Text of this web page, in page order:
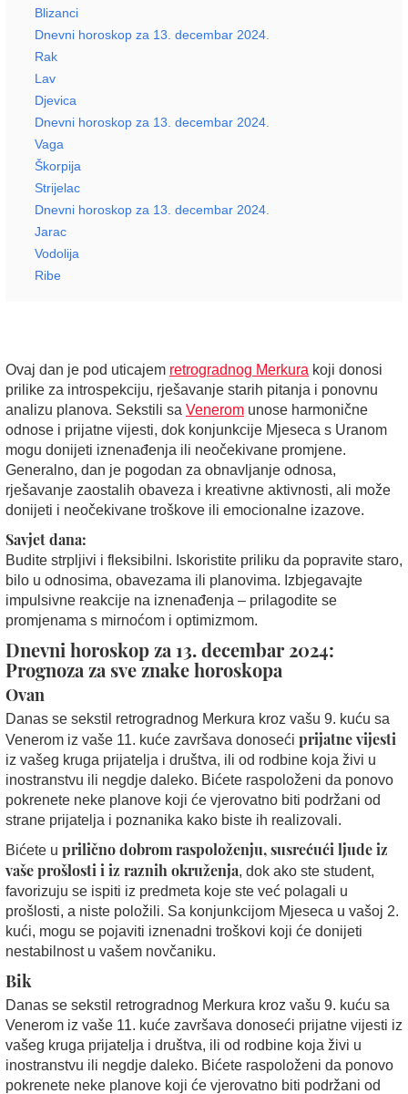
Blizanci
Dnevni horoskop za 13. decembar 2024.
Rak
Lav
Djevica
Dnevni horoskop za 13. decembar 2024.
Vaga
Škorpija
Strijelac
Dnevni horoskop za 13. decembar 2024.
Jarac
Vodolija
Ribe
Ovaj dan je pod uticajem retrogradnog Merkura koji donosi
prilike za introspekciju, rješavanje starih pitanja i ponovnu
analizu planova. Sekstili sa Venerom unose harmonične
odnose i prijatne vijesti, dok konjunkcije Mjeseca s Uranom
mogu donijeti iznenađenja ili neočekivane promjene.
Generalno, dan je pogodan za obnavljanje odnosa,
rješavanje zaostalih obaveza i kreativne aktivnosti, ali može
donijeti i neočekivane troškove ili emocionalne izazove.
Savjet dana:
Budite strpljivi i fleksibilni. Iskoristite priliku da popravite staro,
bilo u odnosima, obavezama ili planovima. Izbjegavajte
impulsivne reakcije na iznenađenja – prilagodite se
promjenama s mirnoćom i optimizmom.
Dnevni horoskop za 13. decembar 2024:
Prognoza za sve znake horoskopa
Ovan
Danas se sekstil retrogradnog Merkura kroz vašu 9. kuću sa
Venerom iz vaše 11. kuće završava donoseći prijatne vijesti
iz vašeg kruga prijatelja i društva, ili od rodbine koja živi u
inostranstvu ili negdje daleko. Bićete raspoloženi da ponovo
pokrenete neke planove koji će vjerovatno biti podržani od
strane prijatelja i poznanika kako biste ih realizovali.
Bićete u prilično dobrom raspoloženju, susrećući ljude iz
vaše prošlosti i iz raznih okruženja, dok ako ste student,
favorizuju se ispiti iz predmeta koje ste već polagali u
prošlosti, a niste položili. Sa konjunkcijom Mjeseca u vašoj 2.
kući, mogu se pojaviti iznenadni troškovi koji će donijeti
nestabilnost u vašem novčaniku.
Bik
Danas se sekstil retrogradnog Merkura kroz vašu 9. kuću sa
Venerom iz vaše 11. kuće završava donoseći prijatne vijesti iz
vašeg kruga prijatelja i društva, ili od rodbine koja živi u
inostranstvu ili negdje daleko. Bićete raspoloženi da ponovo
pokrenete neke planove koji će vjerovatno biti podržani od